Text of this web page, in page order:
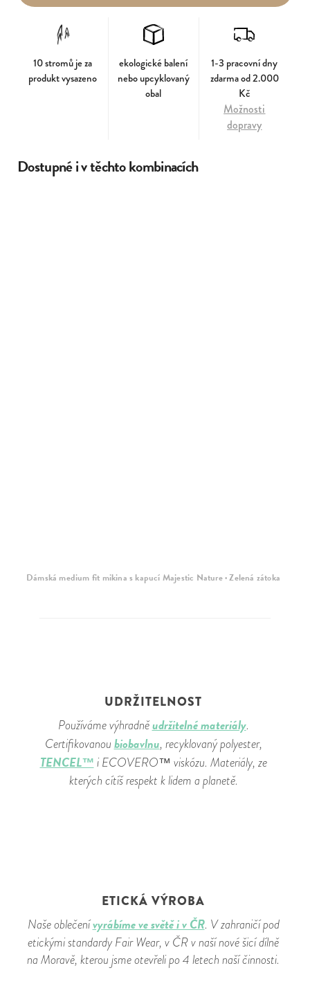
10 stromů je za
produkt vysazeno
ekologické balení
nebo upcyklovaný
obal
1-3 pracovní dny
zdarma od 2.000
Kč
Možnosti
dopravy
Dostupné i v těchto kombinacích
Dámská medium fit mikina s kapucí Majestic Nature · Zelená zátoka
UDRŽITELNOST
Používáme výhradněudržitelné materiály.
Certifikovanou biobavlnu, recyklovaný polyester,
TENCEL™ i ECOVERO™ viskózu. Materiály, ze
kterých cítíš respekt k lidem a planetě.
ETICKÁ VÝROBA
Naše oblečenívyrábíme ve světě i v ČR. V zahraničí pod
etickými standardy Fair Wear, v ČR v naší nové šicí dílně
na Moravě, kterou jsme otevřeli po 4 letech naší činnosti.